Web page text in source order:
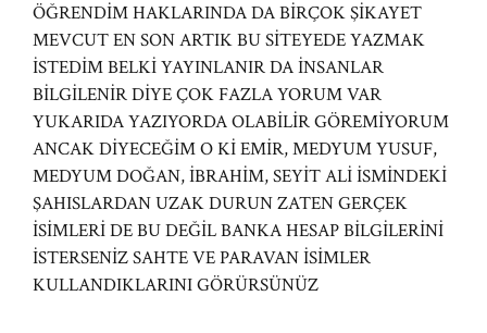
ÖĞRENDİM HAKLARINDA DA BİRÇOK ŞİKAYET
MEVCUT EN SON ARTIK BU SİTEYEDE YAZMAK
İSTEDİM BELKİ YAYINLANIR DA İNSANLAR
BİLGİLENİR DİYE ÇOK FAZLA YORUM VAR
YUKARIDA YAZIYORDA OLABİLİR GÖREMİYORUM
ANCAK DİYECEĞİM O Kİ EMİR, MEDYUM YUSUF,
MEDYUM DOĞAN, İBRAHİM, SEYİT ALİ İSMİNDEKİ
ŞAHISLARDAN UZAK DURUN ZATEN GERÇEK
İSİMLERİ DE BU DEĞİL BANKA HESAP BİLGİLERİNİ
İSTERSENİZ SAHTE VE PARAVAN İSİMLER
KULLANDIKLARINI GÖRÜRSÜNÜZ